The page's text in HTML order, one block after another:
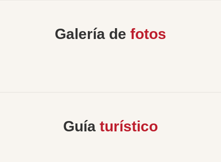
Galería de fotos
Guía turístico